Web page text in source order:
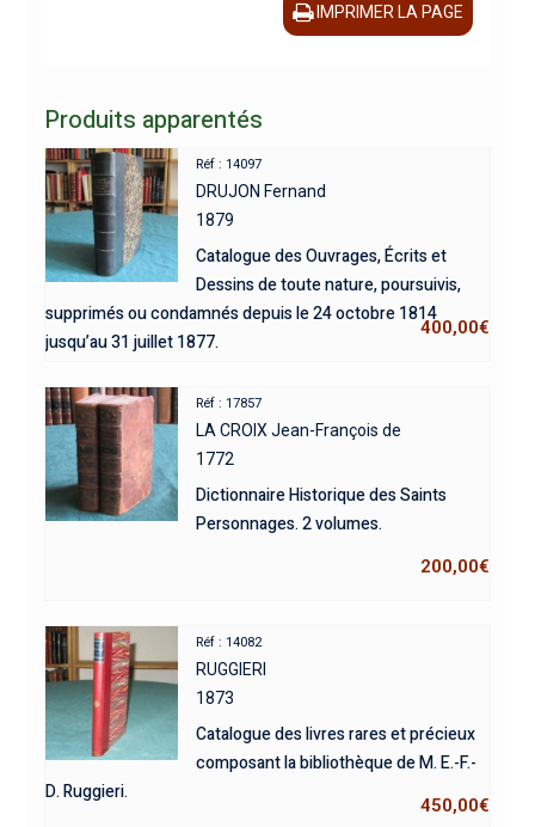
IMPRIMER LA PAGE
Produits apparentés
Réf : 14097
DRUJON Fernand
1879
Catalogue des Ouvrages, Écrits et
Dessins de toute nature, poursuivis,
supprimés ou condamnés depuis le 24 octobre 1814
jusqu’au 31 juillet 1877.
400,00€
Réf : 17857
LA CROIX Jean-François de
1772
Dictionnaire Historique des Saints
Personnages. 2 volumes.
200,00€
Réf : 14082
RUGGIERI
1873
Catalogue des livres rares et précieux
composant la bibliothèque de M. E.-F.-
D. Ruggieri.
450,00€